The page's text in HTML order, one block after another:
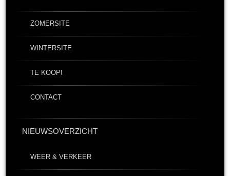
ZOMERSITE
WINTERSITE
TE KOOP!
CONTACT
NIEUWSOVERZICHT
WEER & VERKEER